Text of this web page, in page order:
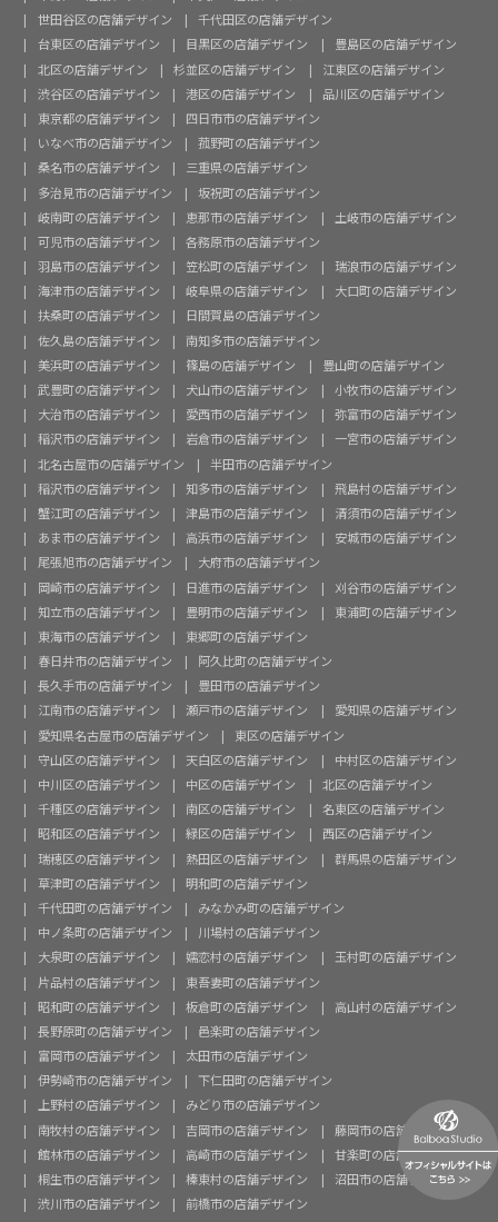
世田谷区の店舗デザイン
千代田区の店舗デザイン
台東区の店舗デザイン
目黒区の店舗デザイン
豊島区の店舗デザイン
北区の店舗デザイン
杉並区の店舗デザイン
江東区の店舗デザイン
渋谷区の店舗デザイン
港区の店舗デザイン
品川区の店舗デザイン
東京都の店舗デザイン
四日市市の店舗デザイン
いなべ市の店舗デザイン
菰野町の店舗デザイン
桑名市の店舗デザイン
三重県の店舗デザイン
多治見市の店舗デザイン
坂祝町の店舗デザイン
岐南町の店舗デザイン
恵那市の店舗デザイン
土岐市の店舗デザイン
可児市の店舗デザイン
各務原市の店舗デザイン
羽島市の店舗デザイン
笠松町の店舗デザイン
瑞浪市の店舗デザイン
海津市の店舗デザイン
岐阜県の店舗デザイン
大口町の店舗デザイン
扶桑町の店舗デザイン
日間賀島の店舗デザイン
佐久島の店舗デザイン
南知多市の店舗デザイン
美浜町の店舗デザイン
篠島の店舗デザイン
豊山町の店舗デザイン
武豊町の店舗デザイン
犬山市の店舗デザイン
小牧市の店舗デザイン
大治市の店舗デザイン
愛西市の店舗デザイン
弥富市の店舗デザイン
稲沢市の店舗デザイン
岩倉市の店舗デザイン
一宮市の店舗デザイン
北名古屋市の店舗デザイン
半田市の店舗デザイン
稲沢市の店舗デザイン
知多市の店舗デザイン
飛島村の店舗デザイン
蟹江町の店舗デザイン
津島市の店舗デザイン
清須市の店舗デザイン
あま市の店舗デザイン
高浜市の店舗デザイン
安城市の店舗デザイン
尾張旭市の店舗デザイン
大府市の店舗デザイン
岡崎市の店舗デザイン
日進市の店舗デザイン
刈谷市の店舗デザイン
知立市の店舗デザイン
豊明市の店舗デザイン
東浦町の店舗デザイン
東海市の店舗デザイン
東郷町の店舗デザイン
春日井市の店舗デザイン
阿久比町の店舗デザイン
長久手市の店舗デザイン
豊田市の店舗デザイン
江南市の店舗デザイン
瀬戸市の店舗デザイン
愛知県の店舗デザイン
愛知県名古屋市の店舗デザイン
東区の店舗デザイン
守山区の店舗デザイン
天白区の店舗デザイン
中村区の店舗デザイン
中川区の店舗デザイン
中区の店舗デザイン
北区の店舗デザイン
千種区の店舗デザイン
南区の店舗デザイン
名東区の店舗デザイン
昭和区の店舗デザイン
緑区の店舗デザイン
西区の店舗デザイン
瑞穂区の店舗デザイン
熱田区の店舗デザイン
群馬県の店舗デザイン
草津町の店舗デザイン
明和町の店舗デザイン
千代田町の店舗デザイン
みなかみ町の店舗デザイン
中ノ条町の店舗デザイン
川場村の店舗デザイン
大泉町の店舗デザイン
嬬恋村の店舗デザイン
玉村町の店舗デザイン
片品村の店舗デザイン
東吾妻町の店舗デザイン
昭和町の店舗デザイン
板倉町の店舗デザイン
高山村の店舗デザイン
長野原町の店舗デザイン
邑楽町の店舗デザイン
富岡市の店舗デザイン
太田市の店舗デザイン
伊勢崎市の店舗デザイン
下仁田町の店舗デザイン
上野村の店舗デザイン
みどり市の店舗デザイン
南牧村の店舗デザイン
吉岡市の店舗デザイン
藤岡市の店舗デザイン
館林市の店舗デザイン
高崎市の店舗デザイン
甘楽町の店舗デザイン
桐生市の店舗デザイン
榛東村の店舗デザイン
沼田市の店舗デザイン
渋川市の店舗デザイン
前橋市の店舗デザイン